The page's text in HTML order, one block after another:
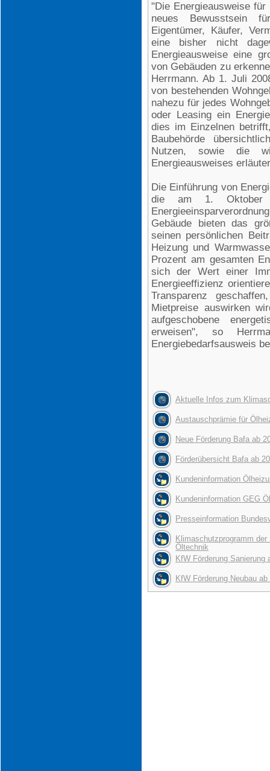
"Die Energieausweise
neues Bewusstsein
Eigentümer, Käufer,
eine bisher nicht
Energieausweise eine
von Gebäuden zu
Herrmann. Ab 1. Juli
von bestehenden
nahezu für jedes
oder Leasing ein
dies im Einzelnen
Baubehörde
Nutzen, sowie die
Energieausweises
Die Einführung von
die am 1. Oktober
Gebäude bieten das
seinen persönlichen
Heizung und
Prozent am gesamten
sich der Wert einer
Energieeffizienz
Transparenz
Mietpreise auswirken
aufgeschobene
erweisen", so
Energiebedarfsausweis
Aktuelle Infos zum
Austauschprämie für
Neue Förderung Bafa ab
Förderübersicht Bafa ab
Kundeninformation
Kundeninformation GEG
Presseinformation
Klimaschutzprogramm
Öltechnik
KfW Förderung Sanierung
KfW Förderung Neubau